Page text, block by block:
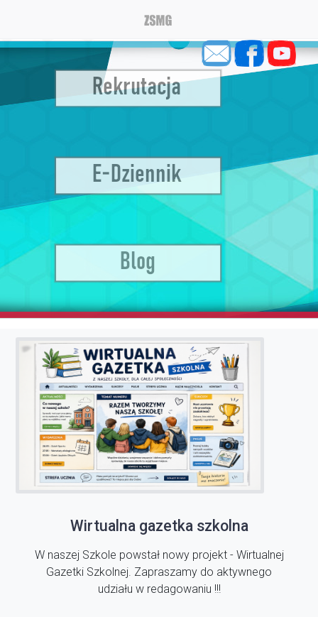
Wirtualna gazetka szkolna
W naszej Szkole powstał nowy projekt - Wirtualnej
Gazetki Szkolnej. Zapraszamy do aktywnego
udziału w redagowaniu !!!